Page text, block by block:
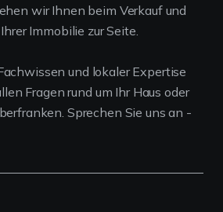
wir Ihnen beim Verkauf und
Immobilie zur Seite.
und lokaler Expertise
Fragen rund um Ihr Haus oder
Sprechen Sie uns an -